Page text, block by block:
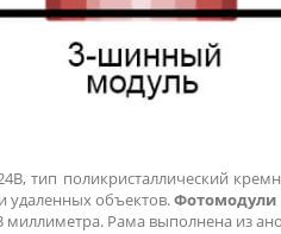
тип поликристаллический
удаленных объектов.Фотомодули
миллиметра. Рама выполнена из